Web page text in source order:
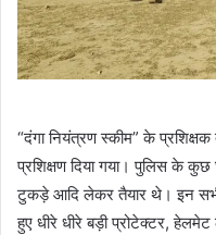
“दंगा नियंत्रण स्कीम” के
प्रशिक्षण दिया गया। पुलिस के
टुकड़े आदि लेकर तैयार थे। इन
हुए धीरे धीरे बड़ी प्रोटेक्टर,